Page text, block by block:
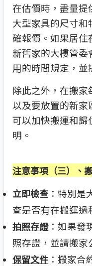
在估價時，盡量提
大型家具的尺寸
確報價。如果居住
新舊家的大樓管
用的時間規定，並
除此之外，在搬家
以及要放置的新家
可以加快搬運和歸
明。
注意事項（三）、
立即檢查 ：特別
查是否有在搬運過
拍照存證：如果發
照存證，並請搬家
保留文件 ：搬家